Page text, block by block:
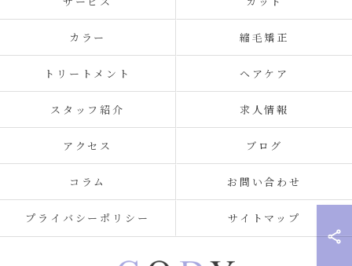
カラー 縮毛矯正
トリートメント ヘアケア
スタッフ紹介 求人情報
アクセス ブログ
コラム お問い合わせ
プライバシーポリシー サイトマップ